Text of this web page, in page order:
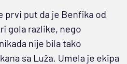
prvi put da je Benfika od
gola razlike, nego
nije bila tako
sa Luža. Umela je ekipa